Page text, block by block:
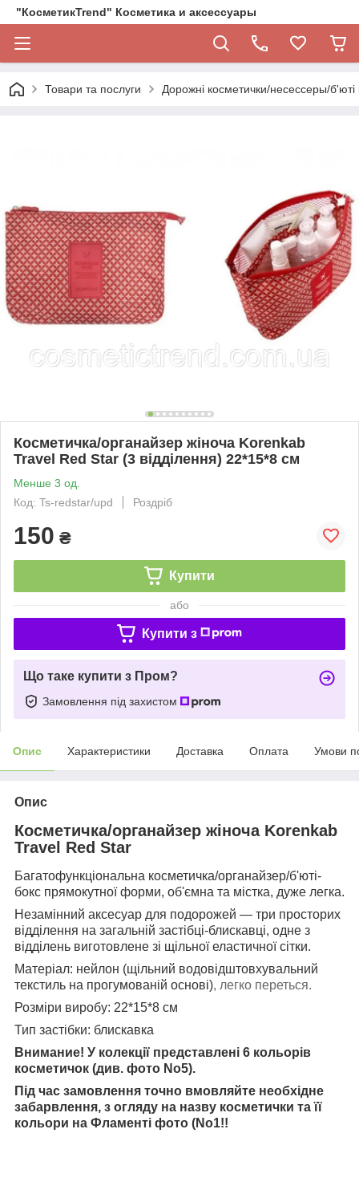
"КосметикTrend" Косметика и аксессуары
Товари та послуги Дорожні косметички/несессеры/б'юті
Косметичка/органайзер жіноча Korenkab
Travel Red Star (3 відділення) 22*15*8 см
Менше 3 од.
Код: Ts-redstar/upd
Роздріб
150 ₴
Купити
або
Купити з
Що таке купити з Пром?
Замовлення під захистом
Опис Характеристики Доставка Оплата Умови
Опис
Косметичка/органайзер жіноча Korenkab
Travel Red Star​
Багатофункціональна косметичка/органайзер/б'юті-
бокс прямокутної форми, об'ємна та містка, дуже легка.
Незамінний аксесуар для подорожей — три просторих
відділення на загальній застібці-блискавці, одне з
відділень виготовлене зі щільної еластичної сітки.
Матеріал: нейлон (щільний водовідштовхувальний
текстиль на прогумованій основі), легко переться.
Розміри виробу: 22*15*8 см
Тип застібки: блискавка
Внимание! У колекції представлені 6 кольорів
косметичок (див. фото No5).
Під час замовлення точно вмовляйте необхідне
забарвлення, з огляду на назву косметички та її
кольори на Фламенті фото (No1!!